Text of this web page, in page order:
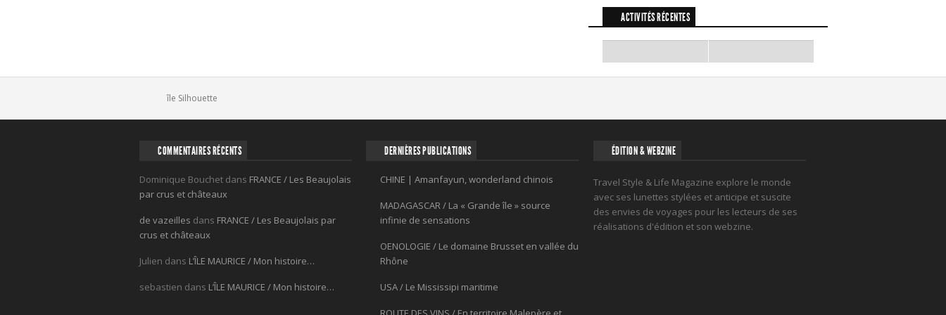
ACTIVITÉS RÉCENTES
île Silhouette
COMMENTAIRES RÉCENTS
Dominique Bouchet dans FRANCE / Les Beaujolais
par crus et châteaux
de vazeilles dans FRANCE / Les Beaujolais par
crus et châteaux
Julien dans L’ÎLE MAURICE / Mon histoire…
sebastien dans L’ÎLE MAURICE / Mon histoire…
DERNIÈRES PUBLICATIONS
CHINE | Amanfayun, wonderland chinois
MADAGASCAR / La « Grande île » source
infinie de sensations
OENOLOGIE / Le domaine Brusset en vallée du
Rhône
USA / Le Mississipi maritime
ÉDITION & WEBZINE
Travel Style & Life Magazine explore le monde
avec ses lunettes stylées et anticipe et suscite
des envies de voyages pour les lecteurs de ses
réalisations d'édition et son webzine.